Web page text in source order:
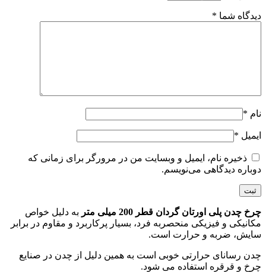
دیدگاه شما *
نام *
ایمیل *
ذخیره نام، ایمیل و وبسایت من در مرورگر برای زمانی که
دوباره دیدگاهی می‌نویسم.
چرخ چدن پلی اورتان گردان قطر 200 میلی متر
به دلیل خواص
مکانیکی و فیزیکی منحصربه فرد، بسیار پرکاربرد و مقاوم در برابر
سایش، ضربه و حرارت است.
چدن رسانای حرارتی خوبی است به همین دلیل از چدن در صنایع
چرخ و قرقره استفاده می شود.